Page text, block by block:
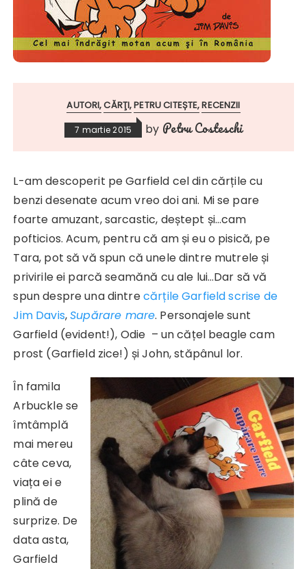
AUTORI CĂRŢI PETRU CITEȘTE RECENZII
7 martie 2015 by Petru Costeschi
L-am descoperit pe Garfield cel din cărțile cu
benzi desenate acum vreo doi ani. Mi se pare
foarte amuzant, sarcastic, deștept și…cam
pofticios. Acum, pentru că am și eu o pisică, pe
Tara, pot să vă spun că unele dintre mutrele și
privirile ei parcă seamănă cu ale lui…Dar să vă
spun despre una dintrecărțile Garfield scrise de
Jim Davis,Supărare mare. Personajele sunt
Garfield (evident!), Odie – un cățel beagle cam
prost (Garfield zice!) și John, stăpânul lor.
În famila
Arbuckle se
îmtâmplă
mai mereu
câte ceva,
viața ei e
plină de
surprize. De
data asta,
Garfield